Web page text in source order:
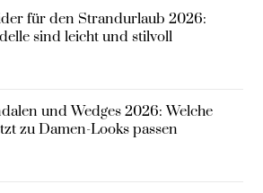
für den Strandurlaub 2026:
sind leicht und stilvoll
und Wedges 2026: Welche
zu Damen-Looks passen